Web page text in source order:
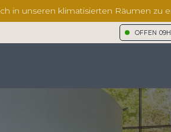
in unseren klimatisierten Räumen zu
OFFEN